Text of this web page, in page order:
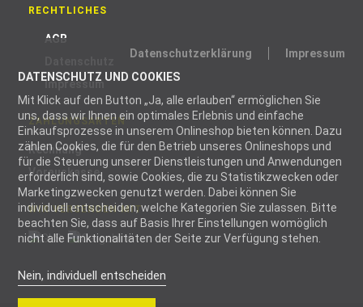
Datenschutzerklärung
Impressum
DATENSCHUTZ UND COOKIES
Mit Klick auf den Button „Ja, alle erlauben“ ermöglichen Sie
uns, dass wir Ihnen ein optimales Erlebnis und einfache
Einkaufsprozesse in unserem Onlineshop bieten können. Dazu
zählen Cookies, die für den Betrieb unseres Onlineshops und
für die Steuerung unserer Dienstleistungen und Anwendungen
erforderlich sind, sowie Cookies, die zu Statistikzwecken oder
Marketingzwecken genutzt werden. Dabei können Sie
individuell entscheiden, welche Kategorien Sie zulassen. Bitte
beachten Sie, dass auf Basis Ihrer Einstellungen womöglich
nicht alle Funktionalitäten der Seite zur Verfügung stehen.
Nein, individuell entscheiden
RECHTLICHES
AGB
Impressum
ZAHLUNGSARTEN
Rechnung
Vorauskasse
WIR VERSENDEN MIT